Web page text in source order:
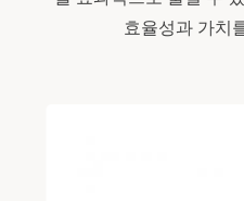
효율성과 가치